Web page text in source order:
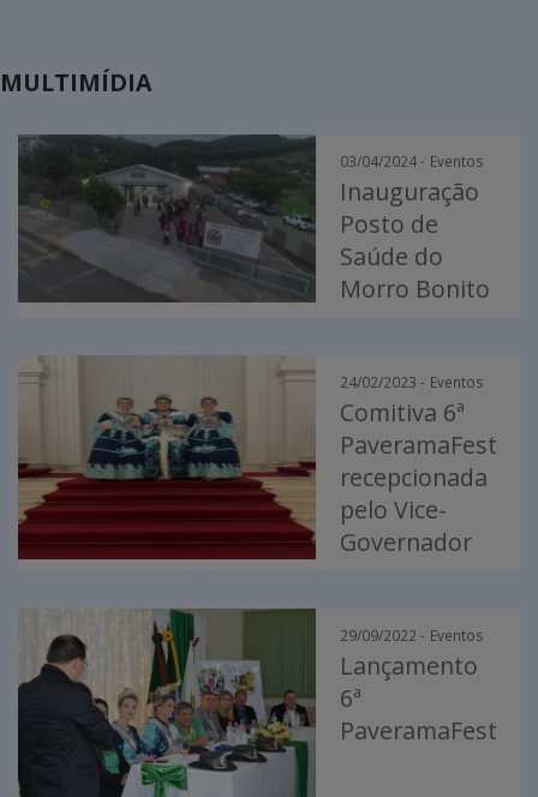
MULTIMÍDIA
03/04/2024 - Eventos
Inauguração
Posto de
Saúde do
Morro Bonito
24/02/2023 - Eventos
Comitiva 6ª
PaveramaFest
recepcionada
pelo Vice-
Governador
29/09/2022 - Eventos
Lançamento
6ª
PaveramaFest